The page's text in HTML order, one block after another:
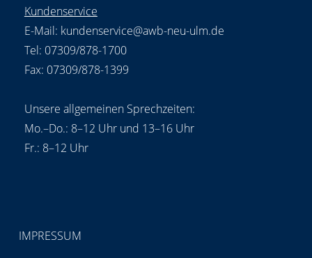
Kundenservice
E-Mail: kundenservice@awb-neu-ulm.de
Tel: 07309/878-1700
Fax: 07309/878-1399
Unsere allgemeinen Sprechzeiten:
Mo.–Do.: 8–12 Uhr und 13–16 Uhr
Fr.: 8–12 Uhr
IMPRESSUM